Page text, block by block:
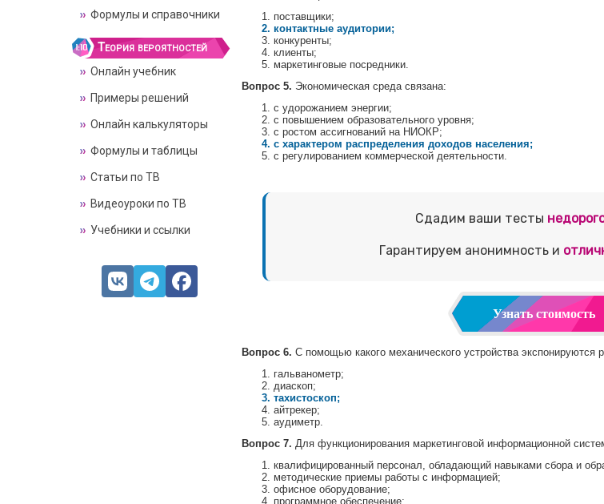
поставщики;
контактные аудитории;
конкуренты;
клиенты;
маркетинговые посредники.
Вопрос 5. Экономическая среда связана:
с удорожанием энергии;
с повышением образовательного уровня;
с ростом ассигнований на НИОКР;
с характером распределения доходов населения;
с регулированием коммерческой деятельности.
Сдадим ваши тесты
Гарантируем анонимность и
Узнать стоимость
Вопрос 6. С помощью какого механического устройства
гальванометр;
диаскоп;
тахистоскоп;
айтрекер;
аудиметр.
Вопрос 7. Для функционирования маркетинговой информационной
квалифицированный персонал, обладающий навыками сбора и
методические приемы работы с информацией;
офисное оборудование;
программное обеспечение;
Формулы и справочники
Теория вероятностей
Онлайн учебник
Примеры решений
Онлайн калькуляторы
Формулы и таблицы
Статьи по ТВ
Видеоуроки по ТВ
Учебники и ссылки